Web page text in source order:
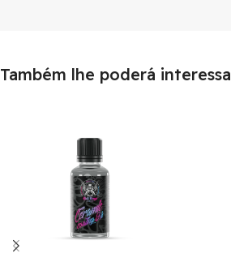
Também lhe poderá